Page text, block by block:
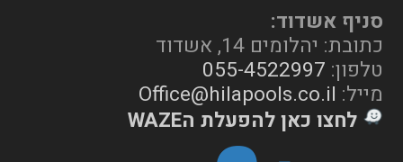
סניף אשדוד:
כתובת: יהלומים 14, אשדוד
טלפון: 055-4522997
מייל: Office@hilapools.co.il
לחצו כאן להפעלת הWAZE